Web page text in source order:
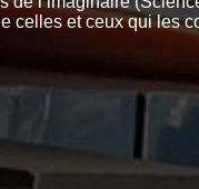
celles et ceux qui les